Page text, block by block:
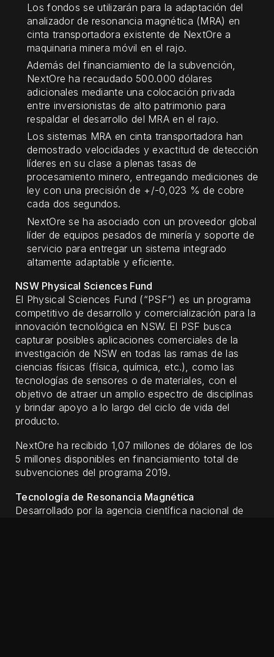
Los fondos se utilizarán para la adaptación del
analizador de resonancia magnética (MRA) en
cinta transportadora existente de NextOre a
maquinaria minera móvil en el rajo.
Además del financiamiento de la subvención,
NextOre ha recaudado 500.000 dólares
adicionales mediante una colocación privada
entre inversionistas de alto patrimonio para
respaldar el desarrollo del MRA en el rajo.
Los sistemas MRA en cinta transportadora han
demostrado velocidades y exactitud de detección
líderes en su clase a plenas tasas de
procesamiento minero, entregando mediciones de
ley con una precisión de +/-0,023 % de cobre
cada dos segundos.
NextOre se ha asociado con un proveedor global
líder de equipos pesados de minería y soporte de
servicio para entregar un sistema integrado
altamente adaptable y eficiente.
NSW Physical Sciences Fund
El Physical Sciences Fund (“PSF”) es un programa
competitivo de desarrollo y comercialización para la
innovación tecnológica en NSW. El PSF busca
capturar posibles aplicaciones comerciales de la
investigación de NSW en todas las ramas de las
ciencias físicas (física, química, etc.), como las
tecnologías de sensores o de materiales, con el
objetivo de atraer un amplio espectro de disciplinas
y brindar apoyo a lo largo del ciclo de vida del
producto.
NextOre ha recibido 1,07 millones de dólares de los
5 millones disponibles en financiamiento total de
subvenciones del programa 2019.
Tecnología de Resonancia Magnética
Desarrollado por la agencia científica nacional de